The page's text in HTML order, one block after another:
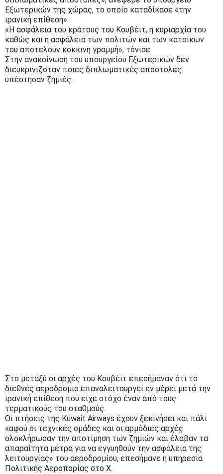
Εξωτερικών της χώρας, το οποίο καταδίκασε «την
ιρανική επίθεση».
«Η ασφάλεια του κράτους του Κουβέιτ, η κυριαρχία του
καθώς και η ασφάλεια των πολιτών και των κατοίκων
του αποτελούν κόκκινη γραμμή», τόνισε.
Στην ανακοίνωση του υπουργείου Εξωτερικών δεν
διευκρινιζόταν ποιες διπλωματικές αποστολές
υπέστησαν ζημιές.
Στο μεταξύ οι αρχές του Κουβέιτ επεσήμαναν ότι το
διεθνές αεροδρόμιο επαναλειτουργεί εν μέρει μετά την
ιρανική επίθεση που είχε στόχο έναν από τους
τερματικούς του σταθμούς.
Οι πτήσεις της Kuwait Airways έχουν ξεκινήσει και πάλι
«αφού οι τεχνικές ομάδες και οι αρμόδιες αρχές
ολοκλήρωσαν την αποτίμηση των ζημιών και έλαβαν τα
απαραίτητα μέτρα για να εγγυηθούν την ασφάλεια της
λειτουργίας» του αεροδρομίου, επεσήμανε η υπηρεσία
Πολιτικής Αεροπορίας στο Χ.